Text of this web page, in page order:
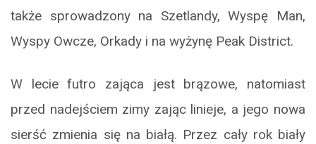
także sprowadzony na Szetlandy, Wyspę Man,
Wyspy Owcze, Orkady i na wyżynę Peak District.
W lecie futro zająca jest brązowe, natomiast
przed nadejściem zimy zając linieje, a jego nowa
sierść zmienia się na białą. Przez cały rok biały